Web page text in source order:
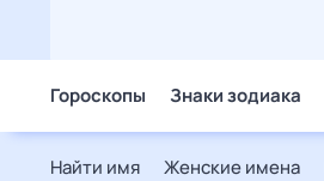
Гороскопы Знаки зодиака
Найти имя Женские имена